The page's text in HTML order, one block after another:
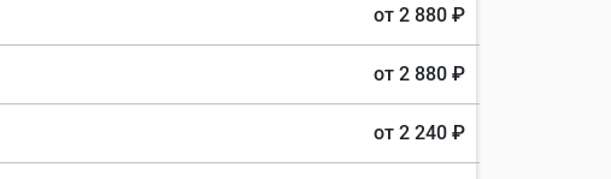
от 2 880 ₽
от 2 880 ₽
от 2 240 ₽